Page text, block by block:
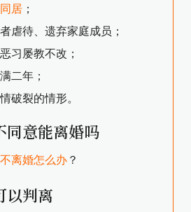
同居 ；
虐待、遗弃家庭成员；
习屡教不改；
满二年；
破裂的情形。
同意能离婚吗
离婚怎么办 ？
以判离